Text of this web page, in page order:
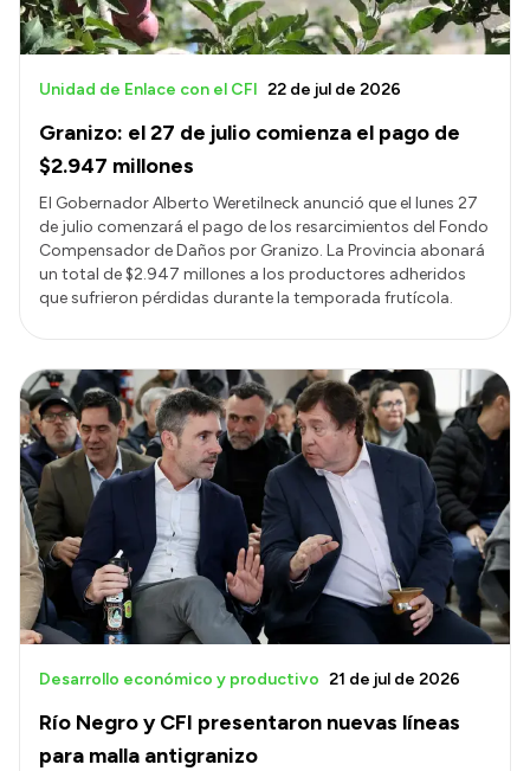
Granizo: el 27 de julio comienza el pago de
$2.947 millones
Unidad de Enlace con el CFI 22 de jul de 2026
El Gobernador Alberto Weretilneck anunció que el lunes 27
de julio comenzará el pago de los resarcimientos del Fondo
Compensador de Daños por Granizo. La Provincia abonará
un total de $2.947 millones a los productores adheridos
que sufrieron pérdidas durante la temporada frutícola.
Río Negro y CFI presentaron nuevas líneas
para malla antigranizo
Desarrollo económico y productivo 21 de jul de 2026